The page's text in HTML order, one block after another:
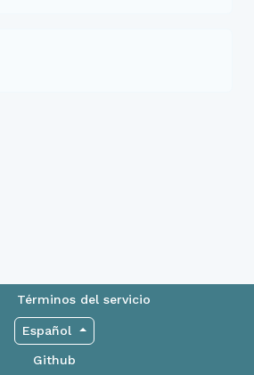
Términos del servicio
Español
Github